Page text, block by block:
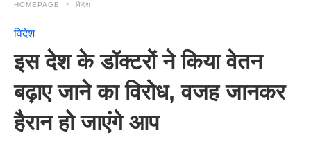
HOMEPAGE विदेश
विदेश
इस देश के डॉक्टरों ने किया वेतन
बढ़ाए जाने का विरोध, वजह जानकर
हैरान हो जाएंगे आप